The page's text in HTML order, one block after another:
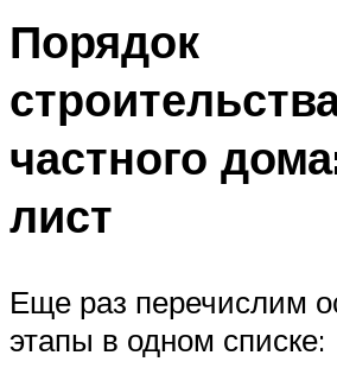
Порядок
частного
лист
Еще раз перечислим
этапы в одном списке: